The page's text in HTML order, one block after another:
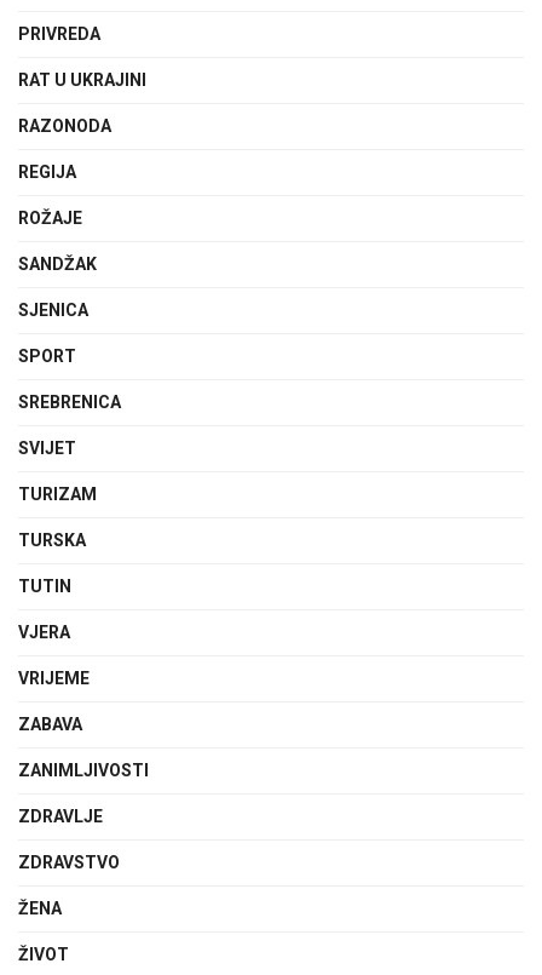
PRIVREDA
RAT U UKRAJINI
RAZONODA
REGIJA
ROŽAJE
SANDŽAK
SJENICA
SPORT
SREBRENICA
SVIJET
TURIZAM
TURSKA
TUTIN
VJERA
VRIJEME
ZABAVA
ZANIMLJIVOSTI
ZDRAVLJE
ZDRAVSTVO
ŽENA
ŽIVOT